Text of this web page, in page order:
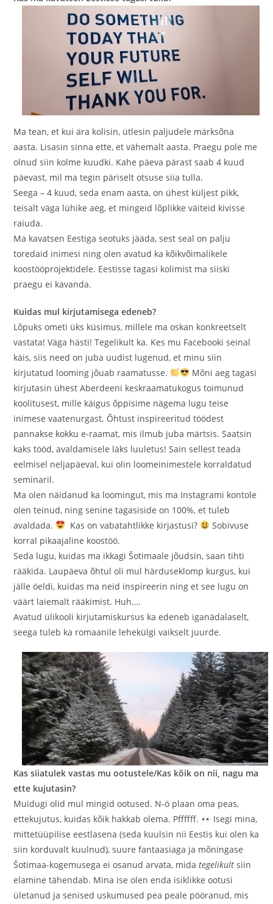
Ma tean, et kui ära kolisin, ütlesin paljudele märksõna
aasta. Lisasin sinna ette, et vähemalt aasta. Praegu pole me
olnud siin kolme kuudki. Kahe päeva pärast saab 4 kuud
päevast, mil ma tegin päriselt otsuse siia tulla.
Seega – 4 kuud, seda enam aasta, on ühest küljest pikk,
teisalt väga lühike aeg, et mingeid lõplikke väiteid kivisse
raiuda.
Ma kavatsen Eestiga seotuks jääda, sest seal on palju
toredaid inimesi ning olen avatud ka kõikvõimalikele
koostööprojektidele. Eestisse tagasi kolimist ma siiski
praegu ei kavanda.
Kuidas mul kirjutamisega edeneb?
Lõpuks ometi üks küsimus, millele ma oskan konkreetselt
vastata! Väga hästi! Tegelikult ka. Kes mu Facebooki seinal
käis, siis need on juba uudist lugenud, et minu siin
kirjutatud looming jõuab raamatusse.
Mõni aeg tagasi
kirjutasin ühest Aberdeeni keskraamatukogus toimunud
koolitusest, mille käigus õppisime nägema lugu teise
inimese vaatenurgast. Õhtust inspireeritud töödest
pannakse kokku e-raamat, mis ilmub juba märtsis. Saatsin
kaks tööd, avaldamisele läks luuletus! Sain sellest teada
eelmisel neljapäeval, kui olin loomeinimestele korraldatud
seminaril.
Ma olen näidanud ka loomingut, mis ma Instagrami kontole
olen teinud, ning senine tagasiside on 100%, et tuleb
avaldada.
Kas on vabatahtlikke kirjastusi?
Sobivuse
korral pikaajaline koostöö.
Seda lugu, kuidas ma ikkagi Šotimaale jõudsin, saan tihti
rääkida. Laupäeva õhtul oli mul härduseklomp kurgus, kui
jälle öeldi, kuidas ma neid inspireerin ning et see lugu on
väärt laiemalt rääkimist. Huh….
Avatud ülikooli kirjutamiskursus ka edeneb iganädalaselt,
seega tuleb ka romaanile lehekülgi vaikselt juurde.
Kas siiatulek vastas mu ootustele/Kas kõik on nii, nagu ma
ette kujutasin?
Muidugi olid mul mingid ootused. N-ö plaan oma peas,
ettekujutus, kuidas kõik hakkab olema. Pffffff.
Isegi mina,
mittetüüpilise eestlasena (seda kuulsin nii Eestis kui olen ka
siin korduvalt kuulnud), suure fantaasiaga ja mõningase
Šotimaa-kogemusega ei osanud arvata, midategelikultsiin
elamine tähendab. Mina ise olen enda isiklikke ootusi
ületanud ja senised uskumused pea peale pööranud, mis